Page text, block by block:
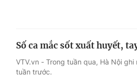
Số ca mắc sốt xuất huyết,
VTV.vn - Trong tuần qua, Hà Nội
tuần trước.